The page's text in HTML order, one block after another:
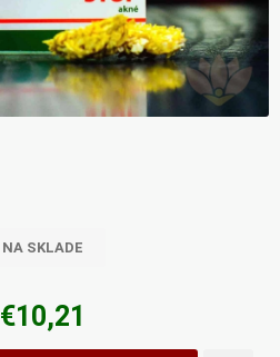
NA SKLADE
€10,21